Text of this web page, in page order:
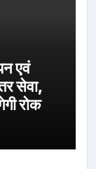
एवं
सेवा,
रोक